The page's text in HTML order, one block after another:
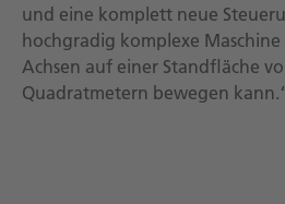
und eine komplett neue
hochgradig komplexe Maschine
Achsen auf einer Standfläche
Quadratmetern bewegen